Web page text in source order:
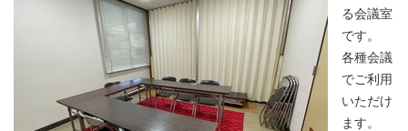
る会議室
です。
各種会議
でご利用
いただけ
ます。